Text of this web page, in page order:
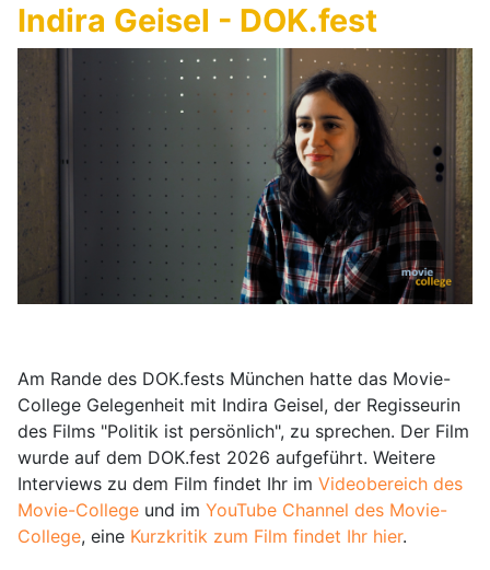
Indira Geisel - DOK.fest
Am Rande des DOK.fests München hatte das Movie-
College Gelegenheit mit Indira Geisel, der Regisseurin
des Films "Politik ist persönlich", zu sprechen. Der Film
wurde auf dem DOK.fest 2026 aufgeführt. Weitere
Interviews zu dem Film findet Ihr im Videobereich des
Movie-College und im YouTube Channel des Movie-
College, eine Kurzkritik zum Film findet Ihr hier.